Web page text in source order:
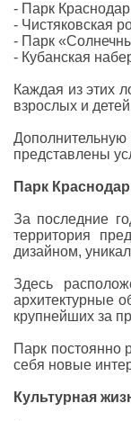
- Парк
- Чистяковская
- Парк
- Кубанская
Каждая из этих
взрослых и
представлены
Парк
За последние
территория
дизайном,
Здесь
архитектурные
крупнейших за
Парк постоянно
себя новые
Культурная